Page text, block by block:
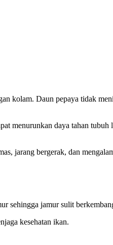
kolam. Daun pepaya tidak
menurunkan daya tahan tubuh
jarang bergerak, dan
sehingga jamur sulit
kesehatan ikan.